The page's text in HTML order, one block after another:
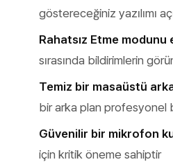
göstereceğiniz yazılımı
Rahatsız Etme
sırasında bildirimlerin
Temiz bir masaüstü
bir arka plan profesyonel
Güvenilir bir mikrofon
için kritik öneme sahiptir